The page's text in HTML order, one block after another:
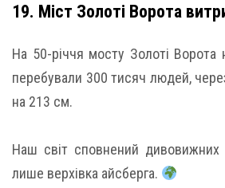
19. Міст Золоті Ворота
На 50-річчя мосту Золоті Ворота
перебували 300 тисяч людей,
на 213 см.
Наш світ сповнений
лише верхівка айсберга.